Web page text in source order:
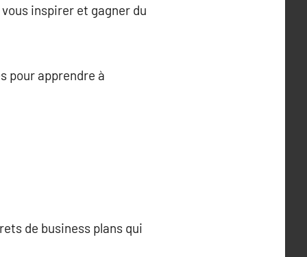
inspirer et gagner du
pour apprendre à
de business plans qui